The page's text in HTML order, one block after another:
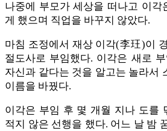
나중에 부모가 세상을 떠나고 이각
게 했으며 직업을 바꾸지 않았다.
마침 조정에서 재상 이각(李玨)이
절도사로 부임했다. 이각은 새로
자신과 같다는 것을 알고는 놀라서
이름을 바꿨다.
이각은 부임 후 몇 개월 지나 도를
적지 않은 선행을 했다. 어느 날 밤